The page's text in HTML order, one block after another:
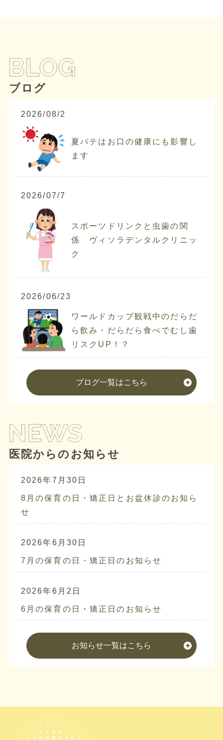
ブログ
2026/08/2
夏バテはお口の健康にも影響し
ます
2026/07/7
スポーツドリンクと虫歯の関
係 ヴィソラデンタルクリニッ
ク
2026/06/23
ワールドカップ観戦中のだらだ
ら飲み・だらだら食べでむし歯
リスクUP！？
ブログ一覧はこちら
医院からのお知らせ
2026年7月30日
8月の保育の日・矯正日とお盆休診のお知ら
せ
2026年6月30日
7月の保育の日・矯正日のお知らせ
2026年6月2日
6月の保育の日・矯正日のお知らせ
お知らせ一覧はこちら